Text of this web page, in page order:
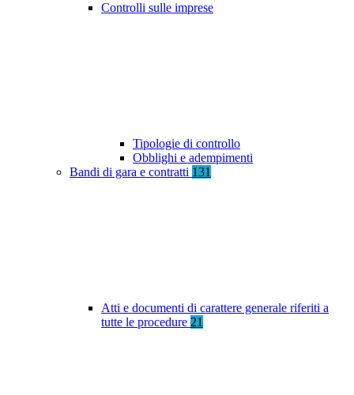
Controlli sulle imprese
Tipologie di controllo
Obblighi e adempimenti
Bandi di gara e contratti 131
Atti e documenti di carattere generale riferiti a
tutte le procedure 21